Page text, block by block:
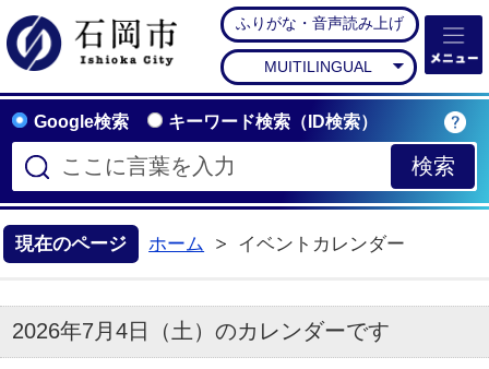
石岡市公式ホームペー
ふりがな・音声読み上げ
MUITILINGUAL
Google検索 キーワード検索（ID検索）
現在のページ ホーム イベントカレンダー
2026年7月4日（土）のカレンダーです